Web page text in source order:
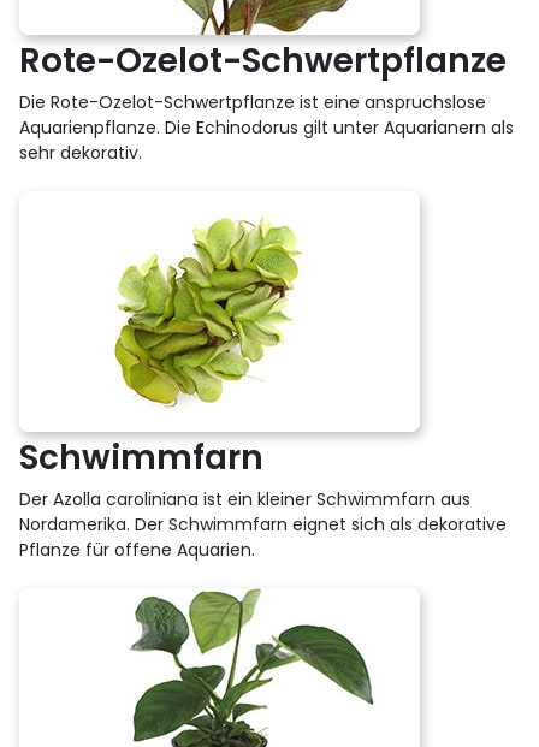
Rote-Ozelot-Schwertpflanze
Die Rote-Ozelot-Schwertpflanze ist eine anspruchslose
Aquarienpflanze. Die Echinodorus gilt unter Aquarianern als
sehr dekorativ.
Schwimmfarn
Der Azolla caroliniana ist ein kleiner Schwimmfarn aus
Nordamerika. Der Schwimmfarn eignet sich als dekorative
Pflanze für offene Aquarien.